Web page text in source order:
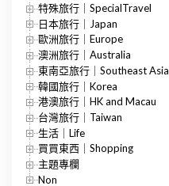
特殊旅行｜SpecialTravel
日本旅行｜Japan
歐洲旅行｜Europe
澳洲旅行｜Australia
東南亞旅行｜Southeast Asia
韓國旅行｜Korea
港澳旅行｜HK and Macau
台灣旅行｜Taiwan
生活｜Life
買買東西｜Shopping
主題專欄
Non